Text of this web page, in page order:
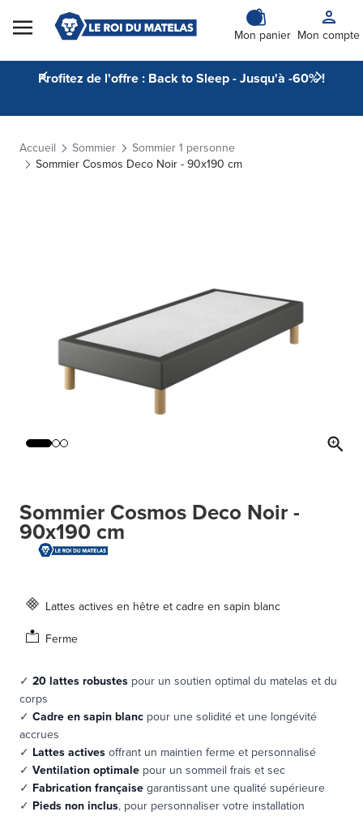
Skip to Content
Mon panier Mon compte
Profitez de l'offre : Back to Sleep - Jusqu'à -60% !
Accueil Sommier
Sommier 1 personne
Sommier Cosmos Deco Noir - 90x190 cm
Sommier Cosmos Deco Noir -
90x190 cm
Lattes actives en hêtre et cadre en sapin blanc
Ferme
✓ 20 lattes robustes pour un soutien optimal du matelas et du
corps
✓ Cadre en sapin blanc pour une solidité et une longévité
accrues
✓ Lattes activesoffrant un maintien ferme et personnalisé
✓ Ventilation optimale pour un sommeil frais et sec
✓ Fabrication françaisegarantissant une qualité supérieure
✓ Pieds non inclus, pour personnaliser votre installation